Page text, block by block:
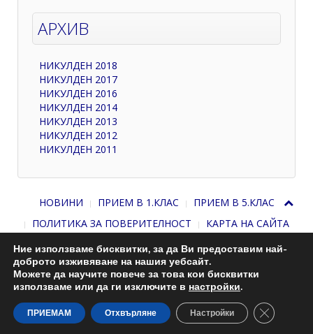
АРХИВ
НИКУЛДЕН 2018
НИКУЛДЕН 2017
НИКУЛДЕН 2016
НИКУЛДЕН 2014
НИКУЛДЕН 2013
НИКУЛДЕН 2012
НИКУЛДЕН 2011
НОВИНИ ПРИЕМ В 1.КЛАС
ПРИЕМ В 5.КЛАС
ПОЛИТИКА ЗА ПОВЕРИТЕЛНОСТ
КАРТА НА САЙТА
С подкрепата наНиколай Комнев. 2013-2026
Ние използваме бисквитки, за да Ви предоставим най-
доброто изживяване на нашия уебсайт.
Можете да научите повече за това кои бисквитки
използваме или да ги изключите в настройки.
ПРИЕМАМ Отхвърляне Настройки Close